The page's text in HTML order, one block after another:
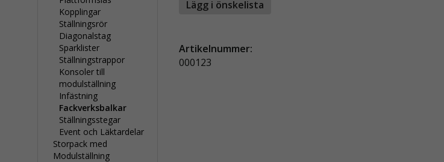
Kopplingar
Ställningsrör
Diagonalstag
Sparklister
Ställningstrappor
Konsoler till
modulställning
Infästning
Fackverksbalkar
Ställningsstegar
Event och Läktardelar
Storpack med
Modulställning
Lägg i önskelista
Artikelnummer:
000123